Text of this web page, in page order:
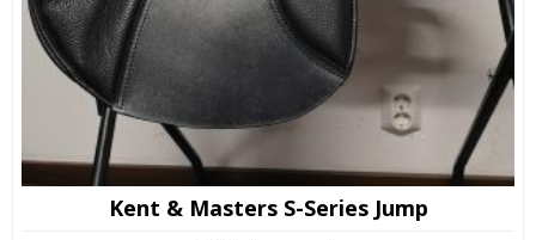
Kent & Masters S-Series Jump